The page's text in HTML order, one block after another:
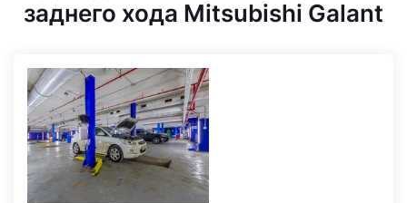
заднего хода Mitsubishi Galant